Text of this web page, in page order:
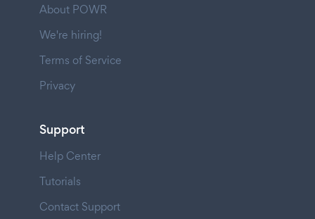
About POWR
We're hiring!
Terms of Service
Privacy
Support
Help Center
Tutorials
Contact Support